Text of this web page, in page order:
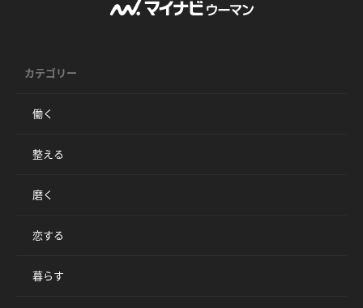
カテゴリー
働く
整える
磨く
恋する
暮らす